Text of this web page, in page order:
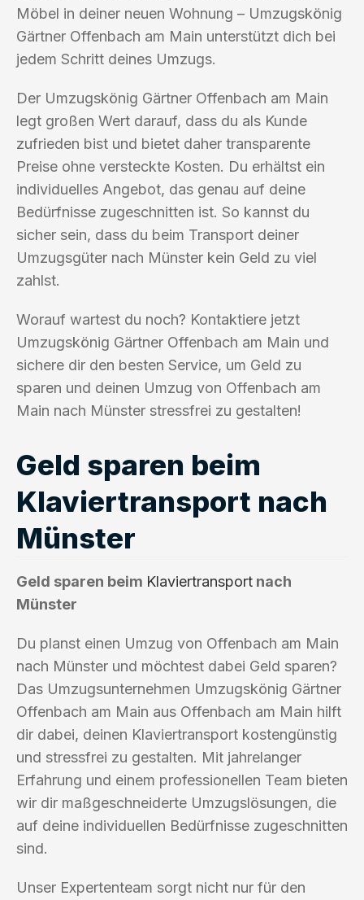
Möbel in deiner neuen Wohnung – Umzugskönig
Gärtner Offenbach am Main unterstützt dich bei
jedem Schritt deines Umzugs.
Der Umzugskönig Gärtner Offenbach am Main
legt großen Wert darauf, dass du als Kunde
zufrieden bist und bietet daher transparente
Preise ohne versteckte Kosten. Du erhältst ein
individuelles Angebot, das genau auf deine
Bedürfnisse zugeschnitten ist. So kannst du
sicher sein, dass du beim Transport deiner
Umzugsgüter nach Münster kein Geld zu viel
zahlst.
Worauf wartest du noch? Kontaktiere jetzt
Umzugskönig Gärtner Offenbach am Main und
sichere dir den besten Service, um Geld zu
sparen und deinen Umzug von Offenbach am
Main nach Münster stressfrei zu gestalten!
Geld sparen beim
Klaviertransport nach
Münster
Geld sparen beim Klaviertransport nach
Münster
Du planst einen Umzug von Offenbach am Main
nach Münster und möchtest dabei Geld sparen?
Das Umzugsunternehmen Umzugskönig Gärtner
Offenbach am Main aus Offenbach am Main hilft
dir dabei, deinen Klaviertransport kostengünstig
und stressfrei zu gestalten. Mit jahrelanger
Erfahrung und einem professionellen Team bieten
wir dir maßgeschneiderte Umzugslösungen, die
auf deine individuellen Bedürfnisse zugeschnitten
sind.
Unser Expertenteam sorgt nicht nur für den